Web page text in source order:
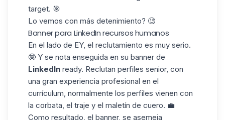
target. 🎯
Lo vemos con más detenimiento? 🧐
Banner para LinkedIn recursos humanos
En el lado de EY, el reclutamiento es muy serio.
🤓 Y se nota enseguida en su banner de
LinkedIn ready. Reclutan perfiles senior, con
una gran experiencia profesional en el
currículum, normalmente los perfiles vienen con
la corbata, el traje y el maletín de cuero. 💼
Como resultado, el banner, se asemeja